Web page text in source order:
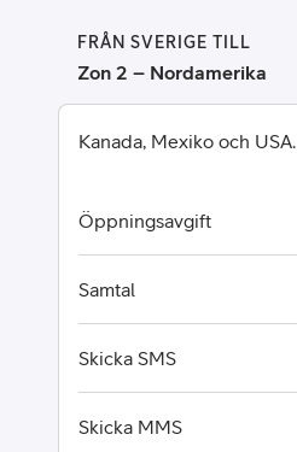
Laddare
Hörlurar
Apple Watch
Samsung Galaxy Watch
FRÅN SVERIGE TILL
Zon 2 – Nordamerika
Kanada, Mexiko och USA.
Öppningsavgift
Samtal
Skicka SMS
Skicka MMS